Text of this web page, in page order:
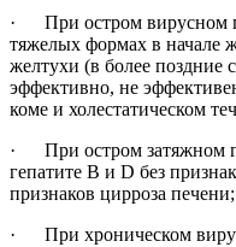
· При остром вирусном
тяжелых формах в начале
желтухи (в более поздние
эффективно, не
коме и холестатическом
· При остром затяжном
гепатите В и D без
признаков цирроза печени;
· При хроническом